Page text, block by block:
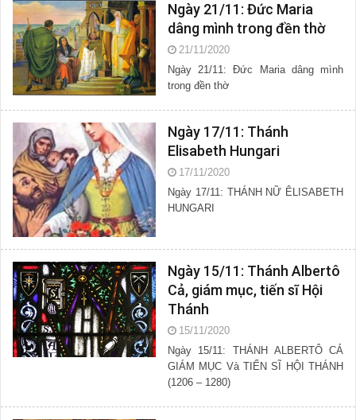
Ngày 21/11: Đức Maria
dâng mình trong đền thờ
21/11/2020
Ngày 21/11: Đức Maria dâng mình
trong đền thờ
Ngày 17/11: Thánh
Elisabeth Hungari
17/11/2020
Ngày 17/11: THÁNH NỮ ÊLISABETH
HUNGARI
Ngày 15/11: Thánh Albertô
Cả, giám mục, tiến sĩ Hội
Thánh
15/11/2020
Ngày 15/11: THÁNH ALBERTÔ CẢ
GIÁM MỤC Và TIẾN SĨ HỘI THÁNH
(1206 – 1280)